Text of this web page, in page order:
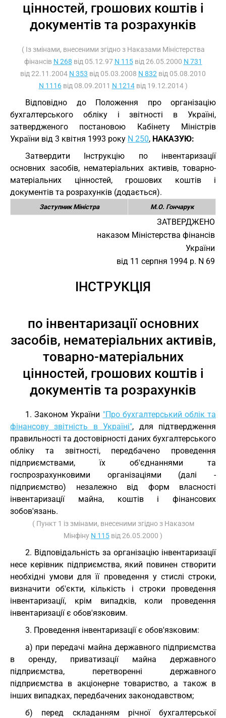
цінностей, грошових коштів і
документів та розрахунків
( Із змінами, внесеними згідно з Наказами Міністерства
фінансів N 268 від 05.12.97 N 115від 26.05.2000 N 731
від 22.11.2004 N 353 від 05.03.2008 N 832 від 05.08.2010
N 1116від 08.09.2011 N 1214від 19.12.2014 )
Відповідно до Положення про організацію
бухгалтерського обліку і звітності в Україні,
затвердженого постановою Кабінету Міністрів
України від 3 квітня 1993 року N 250, НАКАЗУЮ:
Затвердити Інструкцію по інвентаризації
основних засобів, нематеріальних активів, товарно-
матеріальних цінностей, грошових коштів і
документів та розрахунків (додається).
Заступник Міністра М.О. Гончарук
ЗАТВЕРДЖЕНО
наказом Міністерства фінансів
України
від 11 серпня 1994 р. N 69
ІНСТРУКЦІЯ
по інвентаризації основних
засобів, нематеріальних активів,
товарно-матеріальних
цінностей, грошових коштів і
документів та розрахунків
1. Законом України "Про бухгалтерський облік та
фінансову звітність в Україні", для підтвердження
правильності та достовірності даних бухгалтерського
обліку та звітності, передбачено проведення
підприємствами, їх об'єднаннями та
госпрозрахунковими організаціями (далі -
підприємство) незалежно від форм власності
інвентаризації майна, коштів і фінансових
зобов'язань.
( Пункт 1 із змінами, внесеними згідно з Наказом
Мінфіну N 115 від 26.05.2000 )
2. Відповідальність за організацію інвентаризації
несе керівник підприємства, який повинен створити
необхідні умови для її проведення у стислі строки,
визначити об'єкти, кількість і строки проведення
інвентаризації, крім випадків, коли проведення
інвентаризації є обов'язковим.
3. Проведення інвентаризації є обов'язковим:
а) при передачі майна державного підприємства
в оренду, приватизації майна державного
підприємства, перетворенні державного
підприємства в акціонерне товариство, а також в
інших випадках, передбачених законодавством;
б) перед складанням річної бухгалтерської